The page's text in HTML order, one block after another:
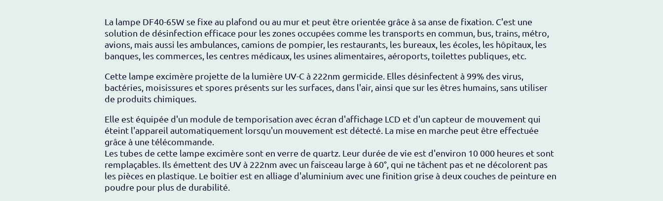
La lampe DF40-65W se fixe au plafond ou au mur et peut être orientée grâce à sa anse de fixation. C'est une
solution de désinfection efficace pour les zones occupées comme les transports en commun, bus, trains, métro,
avions, mais aussi les ambulances, camions de pompier, les restaurants, les bureaux, les écoles, les hôpitaux, les
banques, les commerces, les centres médicaux, les usines alimentaires, aéroports, toilettes publiques, etc.
Cette lampe excimère projette de la lumière UV-C à 222nm germicide. Elles désinfectent à 99% des virus,
bactéries, moisissures et spores présents sur les surfaces, dans l'air, ainsi que sur les êtres humains, sans utiliser
de produits chimiques
Elle est équipée d'un module de temporisation avec écran d'affichage LCD et d'un capteur de mouvement qui
éteint l'appareil automatiquement lorsqu'un mouvement est détecté. La mise en marche peut être effectuée
grâce à une télécommande.
Les tubes de cette lampe excimère sont en verre de quartz. Leur durée de vie est d'environ 10 000 heures et sont
remplaçables. Ils émettent des UV à 222nm avec un faisceau large à 60°, qui ne tâchent pas et ne décolorent pas
les pièces en plastique. Le boîtier est en alliage d'aluminium avec une finition grise à deux couches de peinture en
poudre pour plus de durabilité.